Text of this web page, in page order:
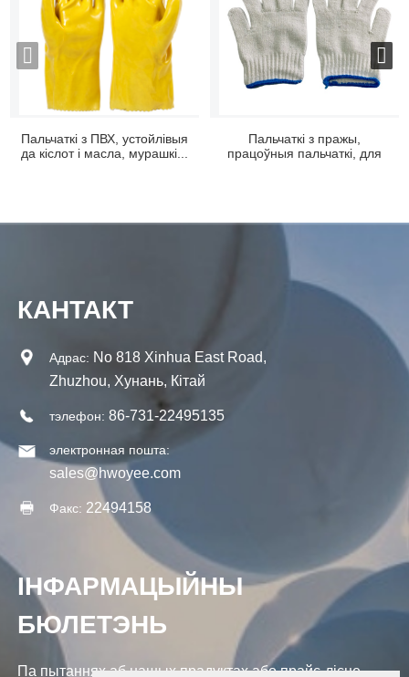
Пальчаткі з ПВХ, устойлівыя
да кіслот і масла, мурашкі...
Пальчаткі з пражы,
працоўныя пальчаткі, для
КАНТАКТ
Адрас: No 818 Xinhua East Road,
Zhuzhou, Хунань, Кітай
тэлефон: 86-731-22495135
электронная пошта:
sales@hwoyee.com
Факс: 22494158
ІНФАРМАЦЫЙНЫ
БЮЛЕТЭНЬ
Па пытаннях аб нашых прадуктах або прайс-лісце,